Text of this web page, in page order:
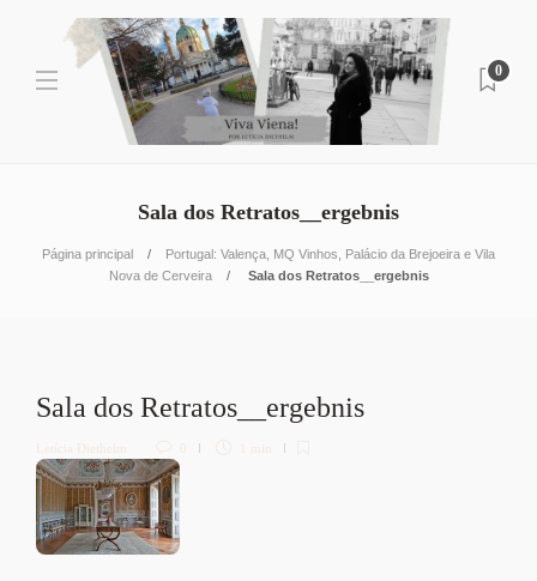
0
Sala dos Retratos__ergebnis
Página principal
Portugal: Valença, MQ Vinhos, Palácio da Brejoeira e Vila
Nova de Cerveira
Sala dos Retratos__ergebnis
Sala dos Retratos__ergebnis
Letícia Diethelm 0 1 min